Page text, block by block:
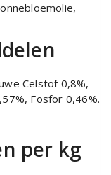
Celstof 0,8%,
Fosfor 0,46%.
per kg